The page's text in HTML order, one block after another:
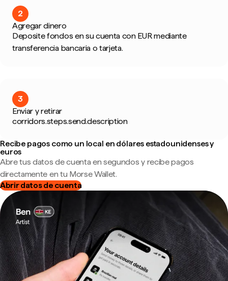
2
Agregar dinero
Deposite fondos en su cuenta con EUR mediante
transferencia bancaria o tarjeta.
3
Enviar y retirar
corridors.steps.send.description
Recibe pagos como un local en dólares estadounidenses y
euros
Abre tus datos de cuenta en segundos y recibe pagos
directamente en tu Morse Wallet.
Abrir datos de cuenta